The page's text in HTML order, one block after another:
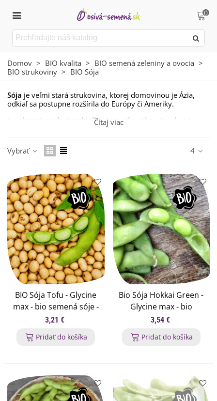
0
Domov > BIO kvalita > BIO semená zeleniny a ovocia >
BIO strukoviny > BIO Sója
Sója je veľmi stará strukovina, ktorej domovinou je Ázia,
odkiaľ sa postupne rozšírila do Európy či Ameriky.
Je výborným
zdrojom bielkovínrastlinného pôvodu a je
plnohodnotnou náhradou živočíšnych bielkovín.
Obsahuje veľké množstvo zdraviu prospešných kyselín,
ktoré pomáhajúznižovať hladinu cholesterolu
Sója má veľmi blahodarné účinky na naše zdravie, a preto ju
odporúčame zaradiť do jedálnička.
Semená tejto výbornej a zdraviu prospešnej strukoviny
môžete pestovať aj vBIO kvalite.
Čítaj viac
Vybrať 4
BIO Sója Tofu - Glycine
max - bio semená sóje -
20 ks
3,21 €
Pridať do košíka
Bio Sója Hokkai Green -
Glycine max - bio
semená sóje - 20 ks
3,54 €
Pridať do košíka